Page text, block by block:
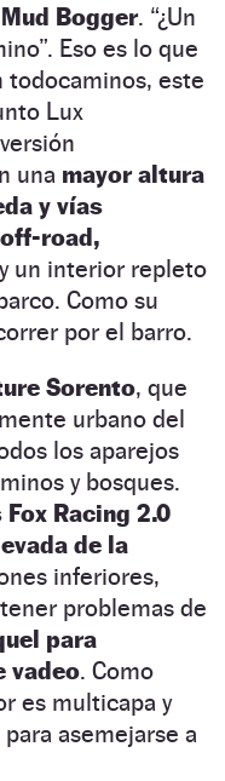
Bogger. “¿Un
Eso es lo que
todocaminos, este
Lux
una mayor altura
y vías
road,
y un interior repleto
Como su
por el barro.
Sorento, que
urbano del
los aparejos
y bosques.
Racing 2.0
de la
inferiores,
problemas de
para
vadeo. Como
es multicapa y
asemejarse a